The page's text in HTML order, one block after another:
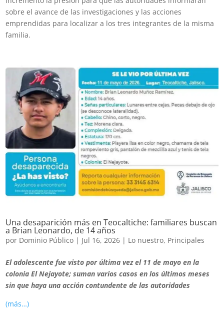
sobre el avance de las investigaciones y las acciones
emprendidas para localizar a los tres integrantes de la misma
familia.
Una desaparición más en Teocaltiche: familiares buscan
a Brian Leonardo, de 14 años
por Dominio Público | Jul 16, 2026 | Lo nuestro, Principales
El adolescente fue visto por última vez el 11 de mayo en la
colonia El Nejayote; suman varios casos en los últimos meses
sin que haya una acción contundente de las autoridades
(más…)